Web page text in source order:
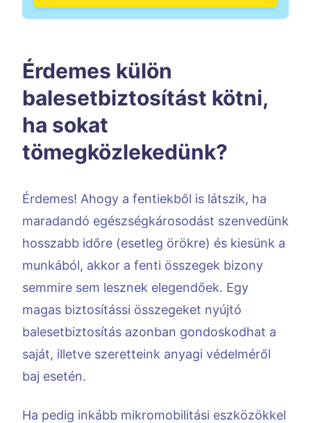
Érdemes külön
balesetbiztosítást kötni,
ha sokat
tömegközlekedünk?
Érdemes! Ahogy a fentiekből is látszik, ha
maradandó egészségkárosodást szenvedünk
hosszabb időre (esetleg örökre) és kiesünk a
munkából, akkor a fenti összegek bizony
semmire sem lesznek elegendőek. Egy
magas biztosítássi összegeket nyújtó
balesetbiztosítás azonban gondoskodhat a
saját, illetve szeretteink anyagi védelméről
baj esetén.
Ha pedig inkább mikromobilitási eszközökkel